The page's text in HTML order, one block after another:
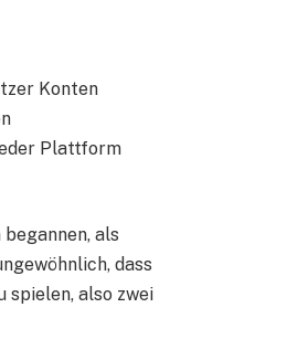
Konten
Plattform
als
dass
spielen, also zwei